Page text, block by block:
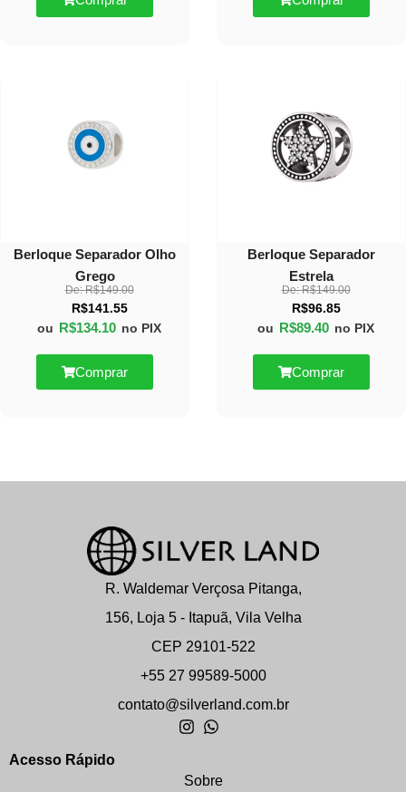
Berloque Separador Olho
Grego
De:R$149.00
R$141.55
ou R$134.10 no PIX
Comprar
Berloque Separador
Estrela
De:R$149.00
R$96.85
ou R$89.40 no PIX
Comprar
R. Waldemar Verçosa Pitanga,
156, Loja 5 - Itapuã, Vila Velha
CEP 29101-522
+55 27 99589-5000
contato@silverland.com.br
Acesso Rápido
Sobre